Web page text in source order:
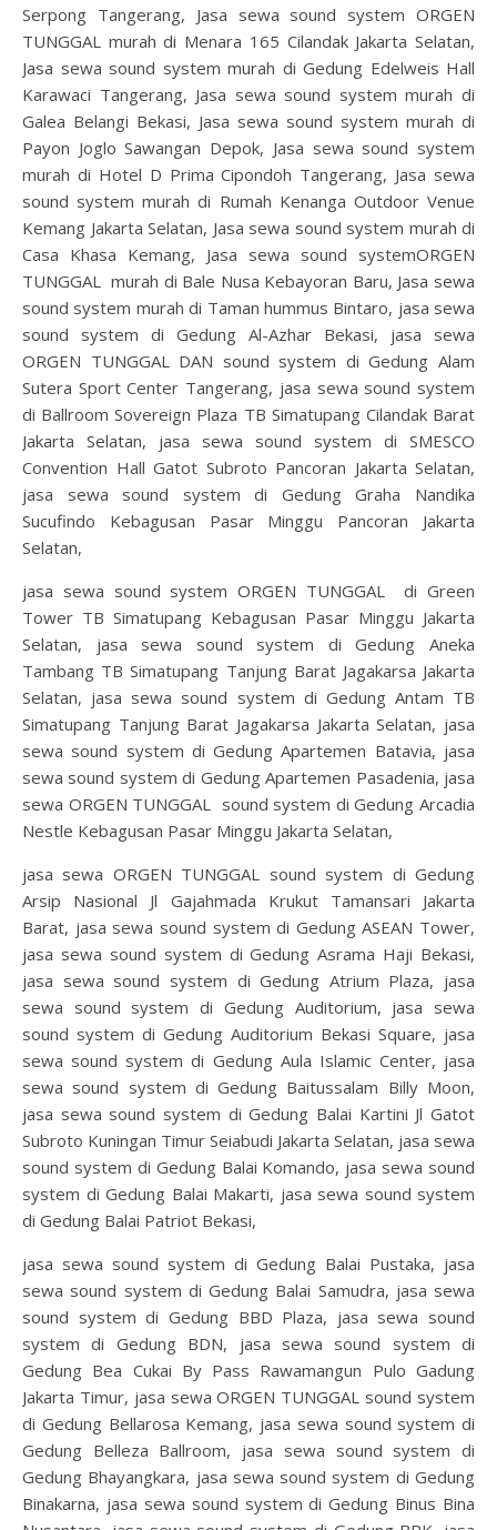
Serpong Tangerang, Jasa sewa sound system ORGEN
TUNGGAL murah di Menara 165 Cilandak Jakarta Selatan,
Jasa sewa sound system murah di Gedung Edelweis Hall
Karawaci Tangerang, Jasa sewa sound system murah di
Galea Belangi Bekasi, Jasa sewa sound system murah di
Payon Joglo Sawangan Depok, Jasa sewa sound system
murah di Hotel D Prima Cipondoh Tangerang, Jasa sewa
sound system murah di Rumah Kenanga Outdoor Venue
Kemang Jakarta Selatan, Jasa sewa sound system murah di
Casa Khasa Kemang, Jasa sewa sound systemORGEN
TUNGGAL murah di Bale Nusa Kebayoran Baru, Jasa sewa
sound system murah di Taman hummus Bintaro, jasa sewa
sound system di Gedung Al-Azhar Bekasi, jasa sewa
ORGEN TUNGGAL DAN sound system di Gedung Alam
Sutera Sport Center Tangerang, jasa sewa sound system
di Ballroom Sovereign Plaza TB Simatupang Cilandak Barat
Jakarta Selatan, jasa sewa sound system di SMESCO
Convention Hall Gatot Subroto Pancoran Jakarta Selatan,
jasa sewa sound system di Gedung Graha Nandika
Sucufindo Kebagusan Pasar Minggu Pancoran Jakarta
Selatan,
jasa sewa sound system ORGEN TUNGGAL di Green
Tower TB Simatupang Kebagusan Pasar Minggu Jakarta
Selatan, jasa sewa sound system di Gedung Aneka
Tambang TB Simatupang Tanjung Barat Jagakarsa Jakarta
Selatan, jasa sewa sound system di Gedung Antam TB
Simatupang Tanjung Barat Jagakarsa Jakarta Selatan, jasa
sewa sound system di Gedung Apartemen Batavia, jasa
sewa sound system di Gedung Apartemen Pasadenia, jasa
sewa ORGEN TUNGGAL sound system di Gedung Arcadia
Nestle Kebagusan Pasar Minggu Jakarta Selatan,
jasa sewa ORGEN TUNGGAL sound system di Gedung
Arsip Nasional Jl Gajahmada Krukut Tamansari Jakarta
Barat, jasa sewa sound system di Gedung ASEAN Tower,
jasa sewa sound system di Gedung Asrama Haji Bekasi,
jasa sewa sound system di Gedung Atrium Plaza, jasa
sewa sound system di Gedung Auditorium, jasa sewa
sound system di Gedung Auditorium Bekasi Square, jasa
sewa sound system di Gedung Aula Islamic Center, jasa
sewa sound system di Gedung Baitussalam Billy Moon,
jasa sewa sound system di Gedung Balai Kartini Jl Gatot
Subroto Kuningan Timur Seiabudi Jakarta Selatan, jasa sewa
sound system di Gedung Balai Komando, jasa sewa sound
system di Gedung Balai Makarti, jasa sewa sound system
di Gedung Balai Patriot Bekasi,
jasa sewa sound system di Gedung Balai Pustaka, jasa
sewa sound system di Gedung Balai Samudra, jasa sewa
sound system di Gedung BBD Plaza, jasa sewa sound
system di Gedung BDN, jasa sewa sound system di
Gedung Bea Cukai By Pass Rawamangun Pulo Gadung
Jakarta Timur, jasa sewa ORGEN TUNGGAL sound system
di Gedung Bellarosa Kemang, jasa sewa sound system di
Gedung Belleza Ballroom, jasa sewa sound system di
Gedung Bhayangkara, jasa sewa sound system di Gedung
Binakarna, jasa sewa sound system di Gedung Binus Bina